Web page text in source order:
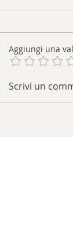
Aggiungi una
Scrivi un